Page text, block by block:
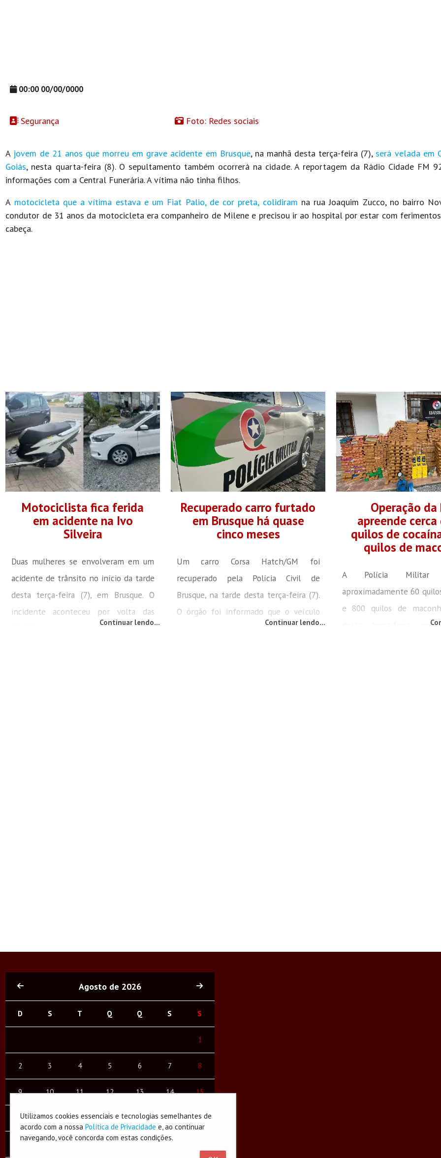
00:00 00/00/0000
Segurança Foto: Redes sociais
A jovem de 21 anos que morreu em grave acidente em Brusque, na manhã desta terça-feira (7), será velada em
Goiás, nesta quarta-feira (8). O sepultamento também ocorrerá na cidade. A reportagem da Rádio Cidade FM
informações com a Central Funerária. A vítima não tinha filhos.
A motocicleta que a vítima estava e um Fiat Palio, de cor preta, colidiram na rua Joaquim Zucco, no bairro
condutor de 31 anos da motocicleta era companheiro de Milene e precisou ir ao hospital por estar com
cabeça.
Motociclista fica ferida
em acidente na Ivo
Silveira
Duas mulheres se envolveram em um
acidente de trânsito no início da tarde
desta terça-feira (7), em Brusque. O
incidente aconteceu por volta das
13h50 entre uma moto e um carro, na
Continuar lendo...
Recuperado carro furtado
em Brusque há quase
cinco meses
Um carro Corsa Hatch/GM foi
recuperado pela Polícia Civil de
Brusque, na tarde desta terça-feira (7).
O órgão foi informado que o veículo
estava abandonado no bairro Limoeiro.
Continuar lendo...
Operação da
apreende
quilos de
quilos de
A Polícia Militar
aproximadamente 60
e 800 quilos de
desta terça-feira,
Agosto de 2026
D S T Q Q S S
1
2 3 4 5 6 7 8
9 10 11 12 13 14 15
16 17 18 19 20 21 22
Utilizamos cookies essenciais e tecnologias semelhantes de
acordo com a nossa Política de Privacidade e, ao continuar
navegando, você concorda com estas condições.